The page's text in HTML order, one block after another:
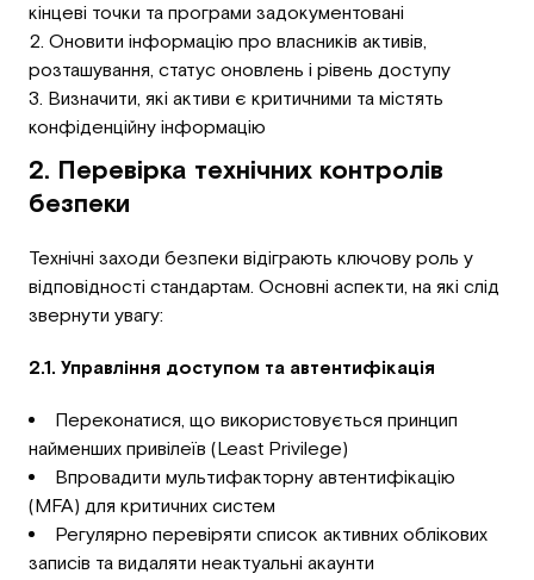
кінцеві точки та програми задокументовані
Оновити інформацію про власників активів,
розташування, статус оновлень і рівень доступу
Визначити, які активи є критичними та містять
конфіденційну інформацію
2. Перевірка технічних контролів
безпеки
Технічні заходи безпеки відіграють ключову роль у
відповідності стандартам. Основні аспекти, на які слід
звернути увагу:
2.1. Управління доступом та автентифікація
Переконатися, що використовується принцип
найменших привілеїв (Least Privilege)
Впровадити мультифакторну автентифікацію
(MFA) для критичних систем
Регулярно перевіряти список активних облікових
записів та видаляти неактуальні акаунти